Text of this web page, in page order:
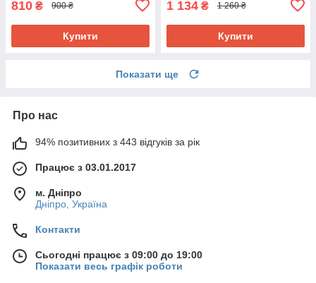
810 ₴ 900 ₴
Купити
1 134 ₴ 1 260 ₴
Купити
Показати ще
Про нас
94% позитивних з 443 відгуків за рік
Працює з 03.01.2017
м. Дніпро
Дніпро, Україна
Контакти
Сьогодні працює з 09:00 до 19:00
Показати весь графік роботи